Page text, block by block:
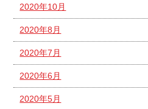
2020年10月
2020年8月
2020年7月
2020年6月
2020年5月